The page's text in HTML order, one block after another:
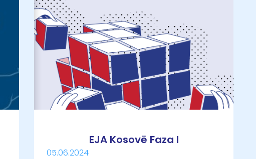
EJA Kosovë Faza I
05.06.2024